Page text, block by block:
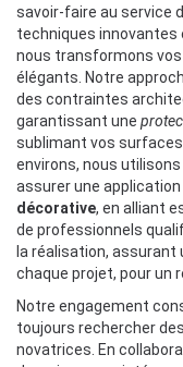
savoir-faire au service
techniques
nous transformons
élégants. Notre
des contraintes
garantissant une
sublimant vos
environs, nous
assurer une application
décorative, en alliant
de professionnels
la réalisation, assurant
chaque projet, pour un
Notre engagement
toujours rechercher
novatrices. En